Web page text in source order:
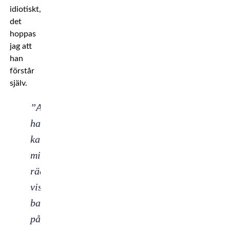
idiotiskt,
det
hoppas
jag att
han
förstår
själv.
”Att
han
kallar
mig
rädd
visar
bara
på